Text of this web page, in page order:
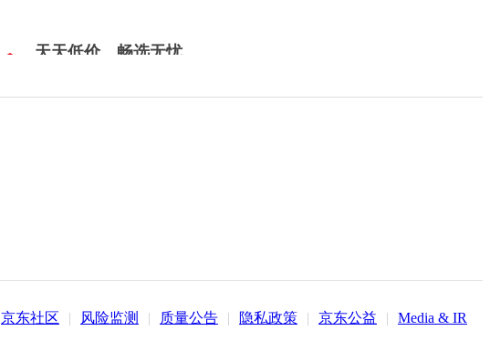
天天低价，畅选无忧
京东社区 | 风险监测 | 质量公告 | 隐私政策 | 京东公益 | Media & IR